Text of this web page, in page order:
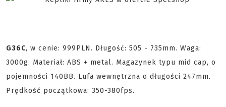
G36C, w cenie: 999PLN. Długość: 505 - 735mm. Waga:
3000g. Materiał: ABS + metal. Magazynek typu mid cap, o
pojemności 140BB. Lufa wewnętrzna o długości 247mm.
Prędkość początkowa: 350-380fps.